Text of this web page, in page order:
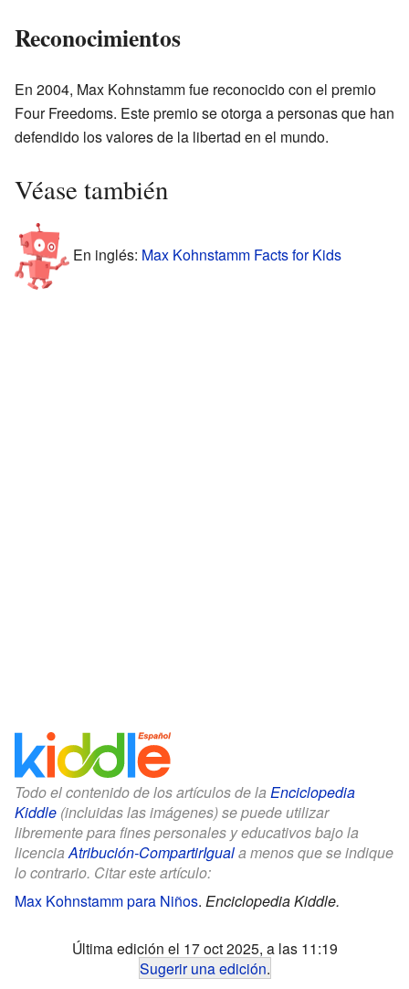
Reconocimientos
En 2004, Max Kohnstamm fue reconocido con el premio
Four Freedoms. Este premio se otorga a personas que han
defendido los valores de la libertad en el mundo.
Véase también
En inglés: Max Kohnstamm Facts for Kids
Todo el contenido de los artículos de la Enciclopedia
Kiddle (incluidas las imágenes) se puede utilizar
libremente para fines personales y educativos bajo la
licencia Atribución-CompartirIguala menos que se indique
lo contrario. Citar este artículo:
Max Kohnstamm para Niños. Enciclopedia Kiddle.
Última edición el 17 oct 2025, a las 11:19
Sugerir una edición.